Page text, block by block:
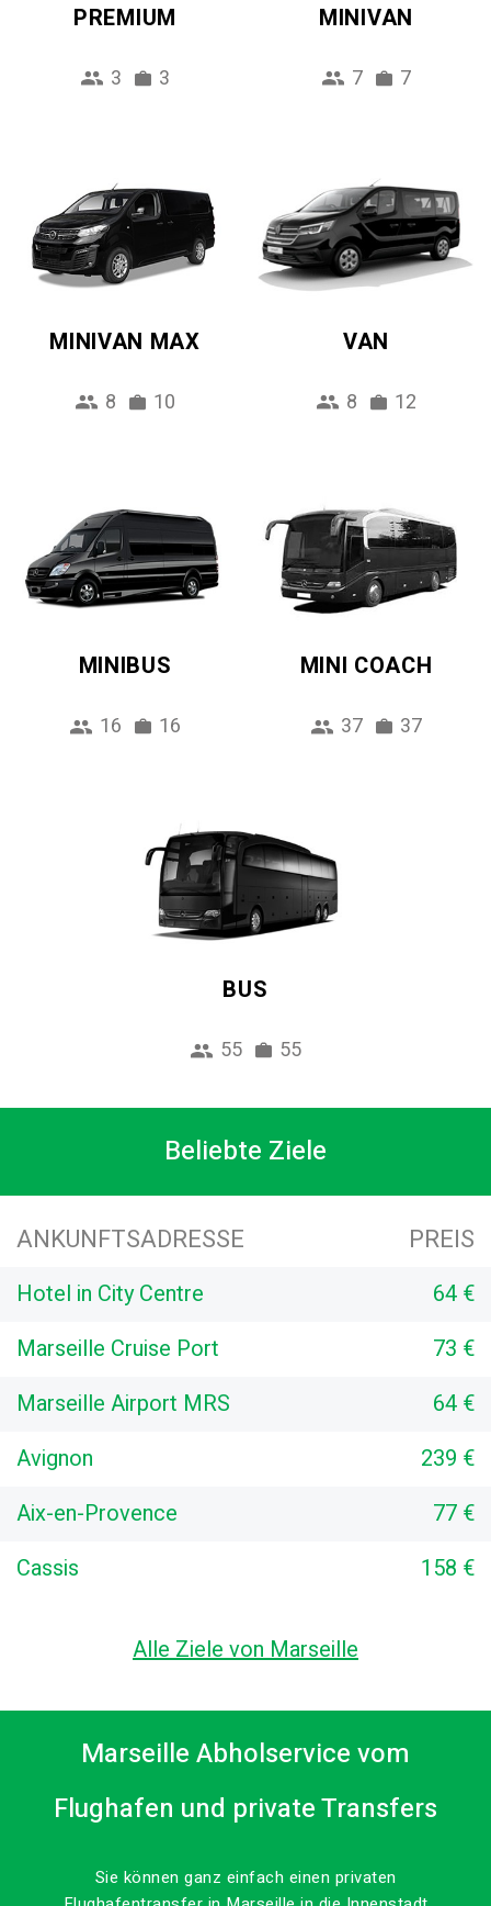
PREMIUM
3 3
MINIVAN
7 7
MINIVAN MAX
8 10
VAN
8 12
MINIBUS
16 16
MINI COACH
37 37
BUS
55 55
Beliebte Ziele
ANKUNFTSADRESSE PREIS
Hotel in City Centre
64 €
Marseille Cruise Port
73 €
Marseille Airport MRS
64 €
Avignon
239 €
Aix-en-Provence
77 €
Cassis
158 €
Alle Ziele von Marseille
Marseille Abholservice vom
Flughafen und private Transfers
Sie können ganz einfach einen privaten